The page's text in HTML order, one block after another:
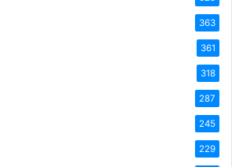
363
361
318
287
245
229